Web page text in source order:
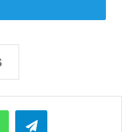
जानकारी देते कहा
30 पर केंद्रित
बिहार में कर मुक्त